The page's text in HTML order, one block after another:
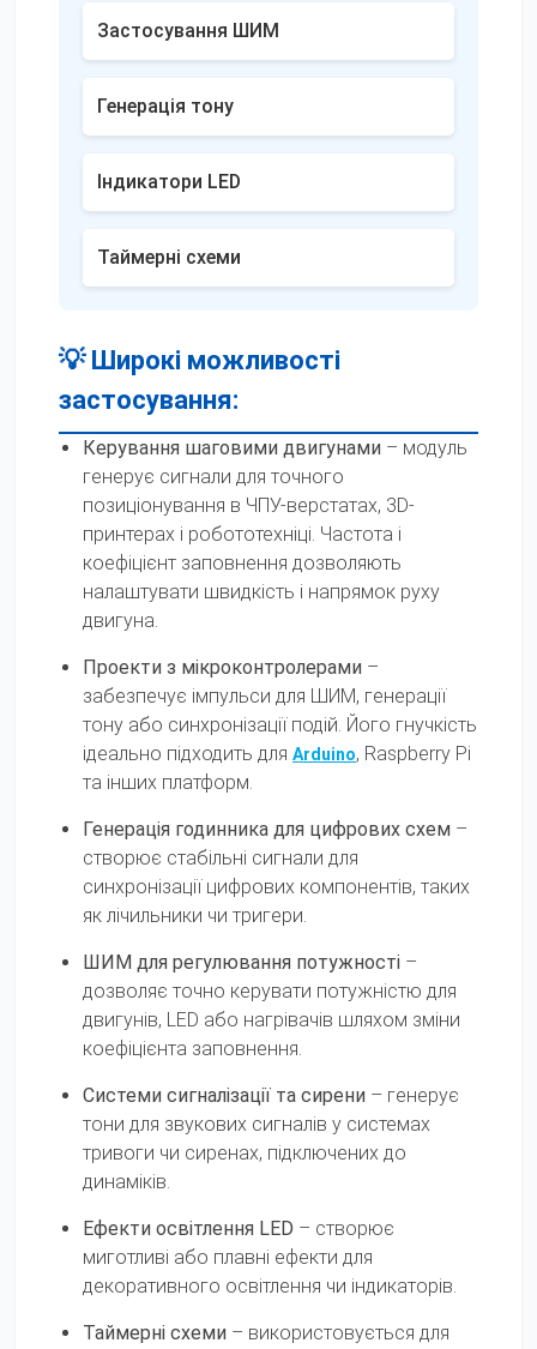
Застосування ШИМ
Генерація тону
Індикатори LED
Таймерні схеми
💡 Широкі можливості
застосування:
Керування шаговими двигунами – модуль
генерує сигнали для точного
позиціонування в ЧПУ-верстатах, 3D-
принтерах і робототехніці. Частота і
коефіцієнт заповнення дозволяють
налаштувати швидкість і напрямок руху
двигуна.
Проекти з мікроконтролерами –
забезпечує імпульси для ШИМ, генерації
тону або синхронізації подій. Його гнучкість
ідеально підходить для Arduino, Raspberry Pi
та інших платформ.
Генерація годинника для цифрових схем –
створює стабільні сигнали для
синхронізації цифрових компонентів, таких
як лічильники чи тригери.
ШИМ для регулювання потужності –
дозволяє точно керувати потужністю для
двигунів, LED або нагрівачів шляхом зміни
коефіцієнта заповнення.
Системи сигналізації та сирени – генерує
тони для звукових сигналів у системах
тривоги чи сиренах, підключених до
динаміків.
Ефекти освітлення LED – створює
миготливі або плавні ефекти для
декоративного освітлення чи індикаторів.
Таймерні схеми – використовується для